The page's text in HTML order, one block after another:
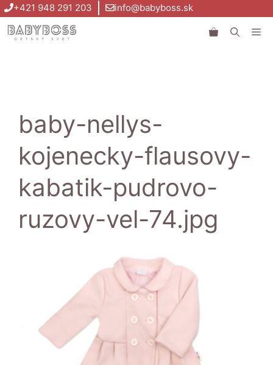
Preskočiť
na
obsah
+421 948 291 203 info@babyboss.sk
baby-nellys-
kojenecky-flausovy-
kabatik-pudrovo-
ruzovy-vel-74.jpg